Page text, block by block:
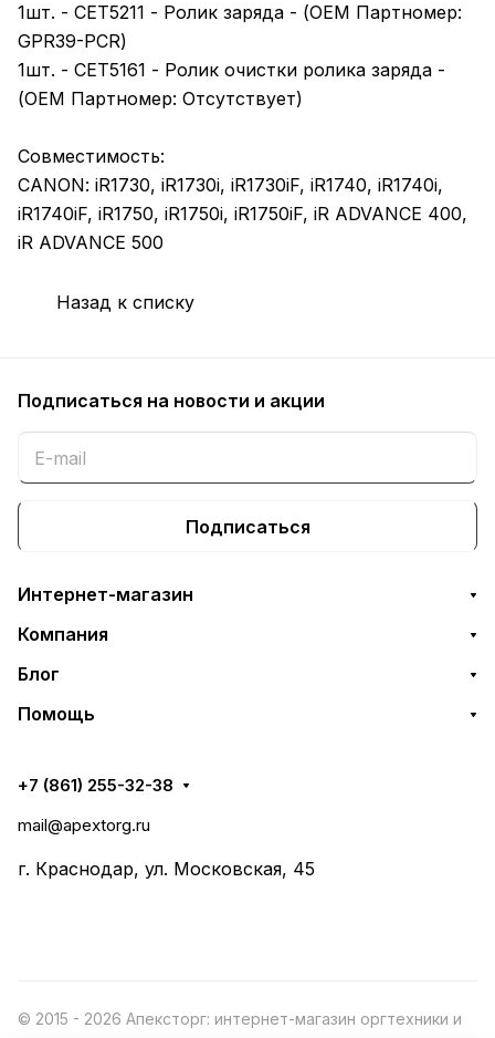
1шт. - CET5211 - Ролик заряда - (OEM Партномер:
GPR39-PCR)
1шт. - CET5161 - Ролик очистки ролика заряда -
(OEM Партномер: Отсутствует)
Совместимость:
CANON: iR1730, iR1730i, iR1730iF, iR1740, iR1740i,
iR1740iF, iR1750, iR1750i, iR1750iF, iR ADVANCE 400,
iR ADVANCE 500
Назад к списку
Подписаться на новости и акции
Подписаться
Интернет-магазин
Компания
Блог
Помощь
+7 (861) 255-32-38
mail@apextorg.ru
г. Краснодар, ул. Московская, 45
© 2015 - 2026 Апексторг: интернет-магазин оргтехники и